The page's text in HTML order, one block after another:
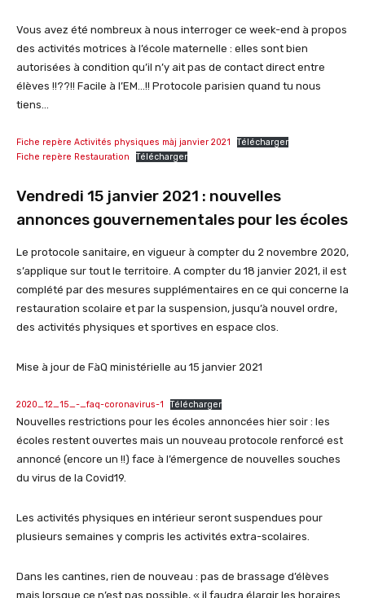
Vous avez été nombreux à nous interroger ce week-end à propos
des activités motrices à l’école maternelle : elles sont bien
autorisées à condition qu’il n’y ait pas de contact direct entre
élèves !!??!! Facile à l’EM…!! Protocole parisien quand tu nous
tiens…
Fiche repère Activités physiques màj janvier 2021
Télécharger
Fiche repère Restauration
Télécharger
Vendredi 15 janvier 2021 : nouvelles
annonces gouvernementales pour les écoles
Le protocole sanitaire, en vigueur à compter du 2 novembre 2020,
s’applique sur tout le territoire. A compter du 18 janvier 2021, il est
complété par des mesures supplémentaires en ce qui concerne la
restauration scolaire et par la suspension, jusqu’à nouvel ordre,
des activités physiques et sportives en espace clos.
Mise à jour de FàQ ministérielle au 15 janvier 2021
2020_12_15_-_faq-coronavirus-1 Télécharger
Nouvelles restrictions pour les écoles annoncées hier soir : les
écoles restent ouvertes mais un nouveau protocole renforcé est
annoncé (encore un !!) face à l’émergence de nouvelles souches
du virus de la Covid19.
Les activités physiques en intérieur seront suspendues pour
plusieurs semaines y compris les activités extra-scolaires.
Dans les cantines, rien de nouveau : pas de brassage d’élèves
mais lorsque ce n’est pas possible, « il faudra élargir les horaires